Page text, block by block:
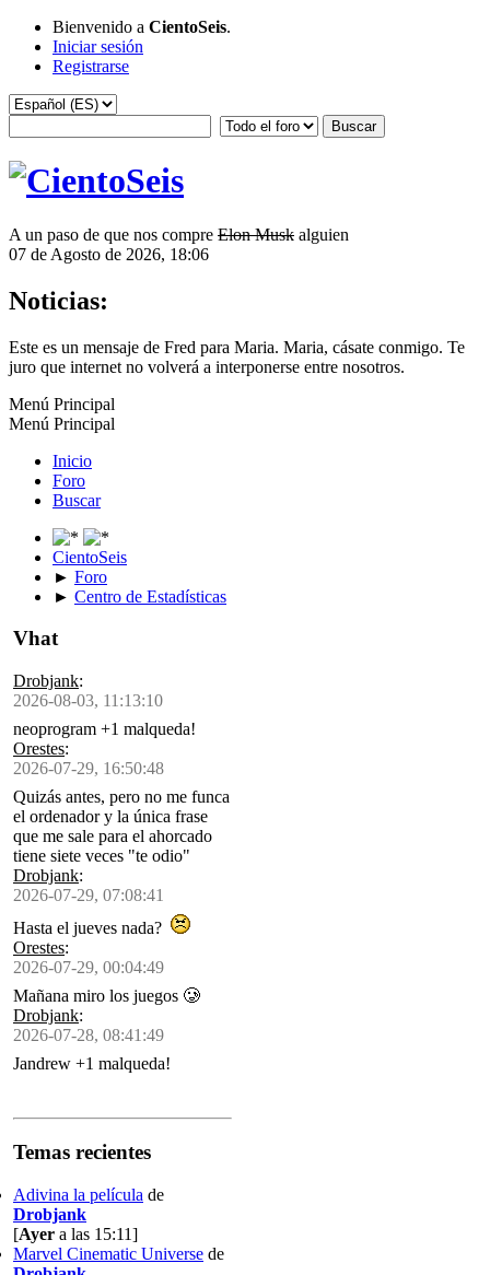
Bienvenido a CientoSeis.
Iniciar sesión
Registrarse
A un paso de que nos compre Elon Musk alguien
07 de Agosto de 2026, 18:06
Noticias:
Este es un mensaje de Fred para Maria. Maria, cásate conmigo. Te
juro que internet no volverá a interponerse entre nosotros.
Menú Principal
Menú Principal
Inicio
Foro
Buscar
CientoSeis
► Foro
► Centro de Estadísticas
Vhat
Drobjank:
2026-08-03, 11:13:10
neoprogram +1 malqueda!
Orestes:
2026-07-29, 16:50:48
Quizás antes, pero no me funca
el ordenador y la única frase
que me sale para el ahorcado
tiene siete veces "te odio"
Drobjank:
2026-07-29, 07:08:41
Hasta el jueves nada?
Orestes:
2026-07-29, 00:04:49
Mañana miro los juegos 🥲
Drobjank:
2026-07-28, 08:41:49
Jandrew +1 malqueda!
Temas recientes
Adivina la película de
Drobjank
[Ayer a las 15:11]
Marvel Cinematic Universe de